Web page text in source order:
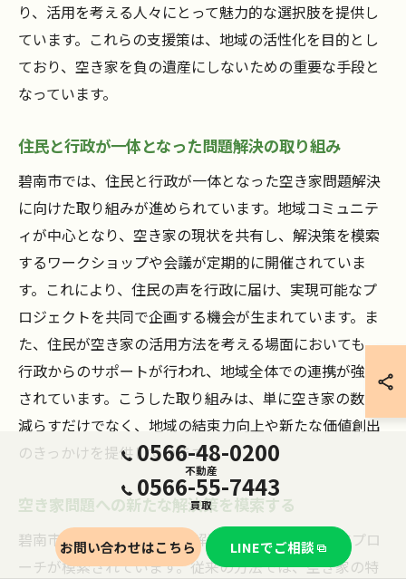
り、活用を考える人々にとって魅力的な選択肢を提供し
ています。これらの支援策は、地域の活性化を目的とし
ており、空き家を負の遺産にしないための重要な手段と
なっています。
住民と行政が一体となった問題解決の取り組み
碧南市では、住民と行政が一体となった空き家問題解決
に向けた取り組みが進められています。地域コミュニテ
ィが中心となり、空き家の現状を共有し、解決策を模索
するワークショップや会議が定期的に開催されていま
す。これにより、住民の声を行政に届け、実現可能なプ
ロジェクトを共同で企画する機会が生まれています。ま
た、住民が空き家の活用方法を考える場面においても、
行政からのサポートが行われ、地域全体での連携が強化
されています。こうした取り組みは、単に空き家の数を
減らすだけでなく、地域の結束力向上や新たな価値創出
のきっかけを提供しています。
空き家問題への新たな解決策を模索する
碧南市では、空き家問題を解決するために新しいアプロ
ーチが模索されています。従来の方法では、空き家の特
0566-48-0200
不動産
0566-55-7443
買取
お問い合わせはこちら LINEでご相談